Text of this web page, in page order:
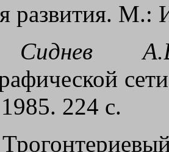
развития.
Сиднев
224 с.